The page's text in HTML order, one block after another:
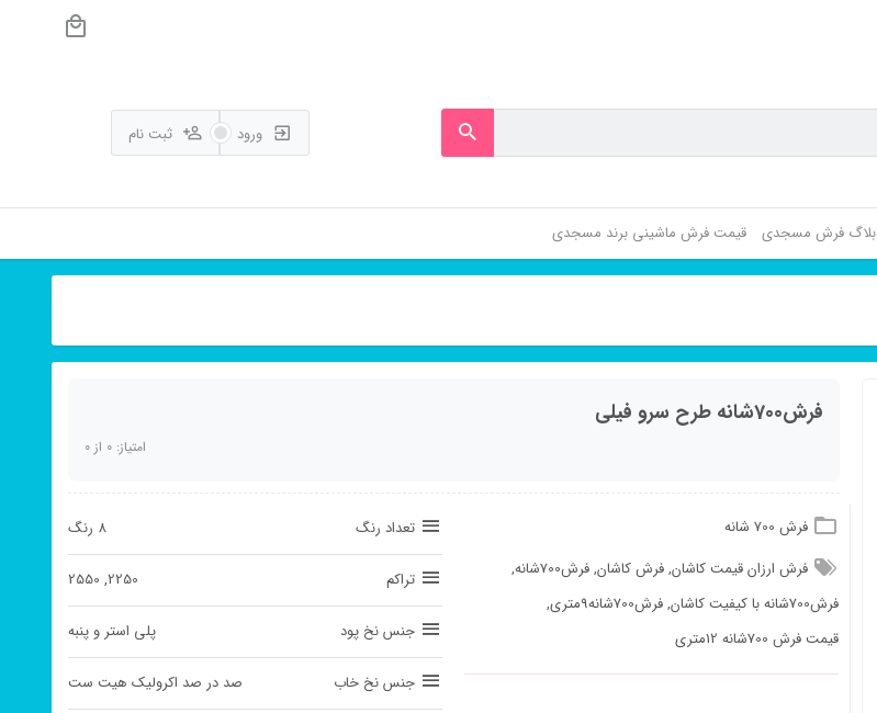
ورود ثبت نام
بلاگ فرش مسجدی قیمت فرش ماشینی برند مسجدی
فرش700شانه طرح سرو فیلی
امتیاز:0 از0
فرش 700 شانه
فرش ارزان قیمت کاشان,فرش کاشان,فرش700شانه
,
فرش700شانه با کیفیت کاشان
,فرش700شانه9متری
,
قیمت فرش 700شانه 12متری
تعداد رنگ 8 رنگ
تراکم 2250, 2550
جنس نخ پود پلی استر و پنبه
جنس نخ خاب صد در صد اکرولیک هیت ست